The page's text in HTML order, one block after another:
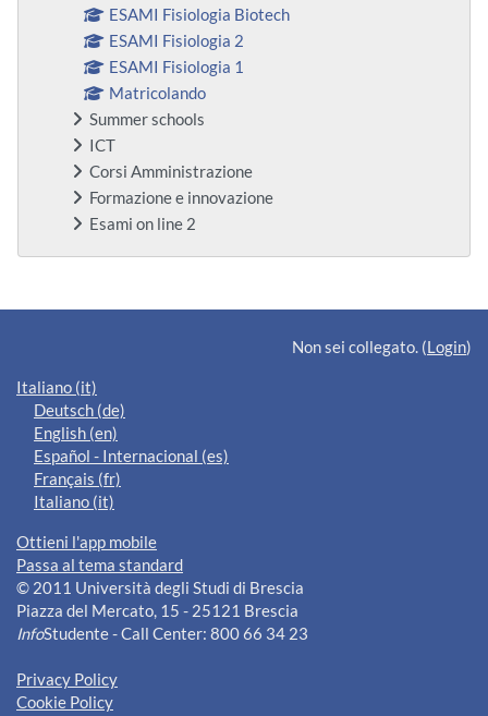
ESAMI Fisiologia Biotech
ESAMI Fisiologia 2
ESAMI Fisiologia 1
Matricolando
Summer schools
ICT
Corsi Amministrazione
Formazione e innovazione
Esami on line 2
Blocchi supplementari
Non sei collegato. (Login)
Italiano ‎(it)‎
Deutsch ‎(de)‎
English ‎(en)‎
Español - Internacional ‎(es)‎
Français ‎(fr)‎
Italiano ‎(it)‎
Ottieni l'app mobile
Passa al tema standard
© 2011 Università degli Studi di Brescia
Piazza del Mercato, 15 - 25121 Brescia
InfoStudente - Call Center: 800 66 34 23
Privacy Policy
Cookie Policy